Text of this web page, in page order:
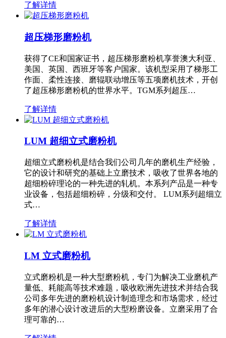
了解详情
超压梯形磨粉机
获得了CE和国家证书，超压梯形磨粉机享誉澳大利亚、
美国、英国、西班牙等客户国家。该机型采用了梯形工
作面、柔性连接、磨辊联动增压等五项磨机技术，开创
了超压梯形磨粉机的世界水平。TGM系列超压…
了解详情
LUM 超细立式磨粉机
超细立式磨粉机是结合我们公司几年的磨机生产经验，
它的设计和研究的基础上立磨技术，吸收了世界各地的
超细粉碎理论的一种先进的轧机。本系列产品是一种专
业设备，包括超细粉碎，分级和交付。 LUM系列超细立
式…
了解详情
LM 立式磨粉机
立式磨粉机是一种大型磨粉机，专门为解决工业磨机产
量低、耗能高等技术难题，吸收欧洲先进技术并结合我
公司多年先进的磨粉机设计制造理念和市场需求，经过
多年的潜心设计改进后的大型粉磨设备。立磨采用了合
理可靠的…